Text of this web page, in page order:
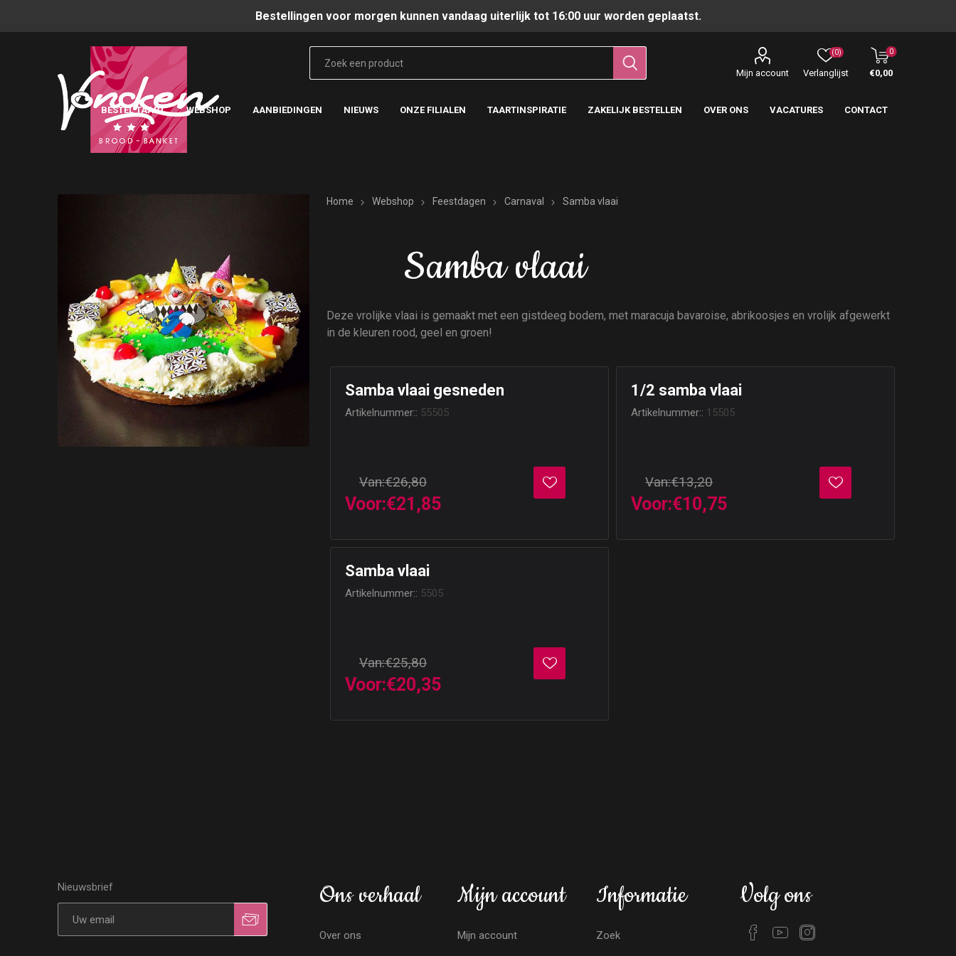
Bestellingen voor morgen kunnen vandaag uiterlijk tot 16:00 uur worden geplaatst.
Mijn account Verlanglijst
(0) 0
€0,00
BESTEL TAART WEBSHOP AANBIEDINGEN NIEUWS ONZE FILIALEN TAARTINSPIRATIE ZAKELIJK BESTELLEN OVER ONS VACATURES CONTACT
Home Webshop Feestdagen Carnaval Samba vlaai
Samba vlaai
Deze vrolijke vlaai is gemaakt met een gistdeeg bodem, met maracuja bavaroise, abrikoosjes en vrolijk afgewerkt
in de kleuren rood, geel en groen!
Samba vlaai gesneden
Artikelnummer:: 55505
Van:€26,80
Voor:€21,85
1/2 samba vlaai
Artikelnummer:: 15505
Van:€13,20
Voor:€10,75
Samba vlaai
Artikelnummer:: 5505
Van:€25,80
Voor:€20,35
Nieuwsbrief Ons verhaal
Over ons
Mijn account
Mijn account
Informatie
Zoek
Volg ons